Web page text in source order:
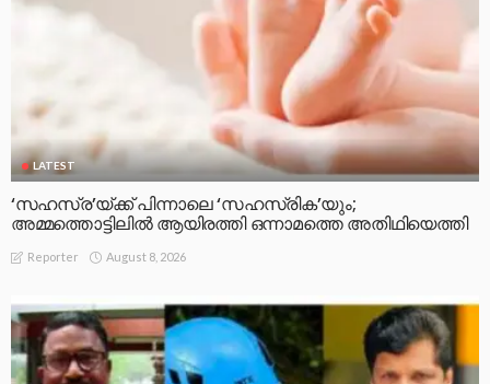
LATEST
‘സഹസ്ര’യ്ക്ക് പിന്നാലെ ‘സഹസ്രിക’യും;
അമ്മത്തൊട്ടിലിൽ ആയിരത്തി ഒന്നാമത്തെ അതിഥിയെത്തി
Reporter August 8, 2026